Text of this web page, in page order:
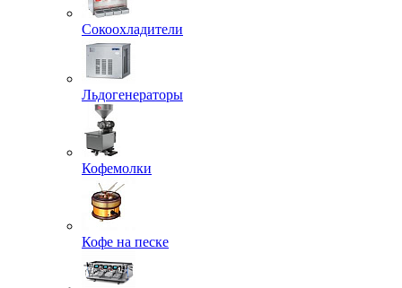
Сокоохладители
Льдогенераторы
Кофемолки
Кофе на песке